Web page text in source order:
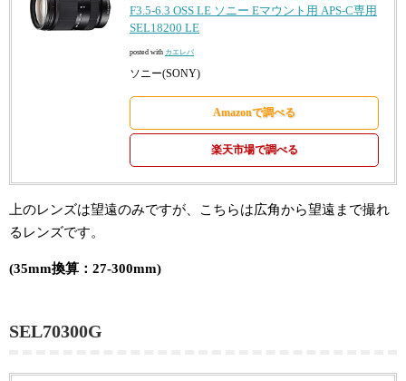
F3.5-6.3 OSS LE ソニー Eマウント用 APS-C専用
SEL18200 LE
posted with カエレバ
ソニー(SONY)
Amazonで調べる
楽天市場で調べる
上のレンズは望遠のみですが、こちらは広角から望遠まで撮れ
るレンズです。
(35mm換算：27-300mm)
SEL70300G